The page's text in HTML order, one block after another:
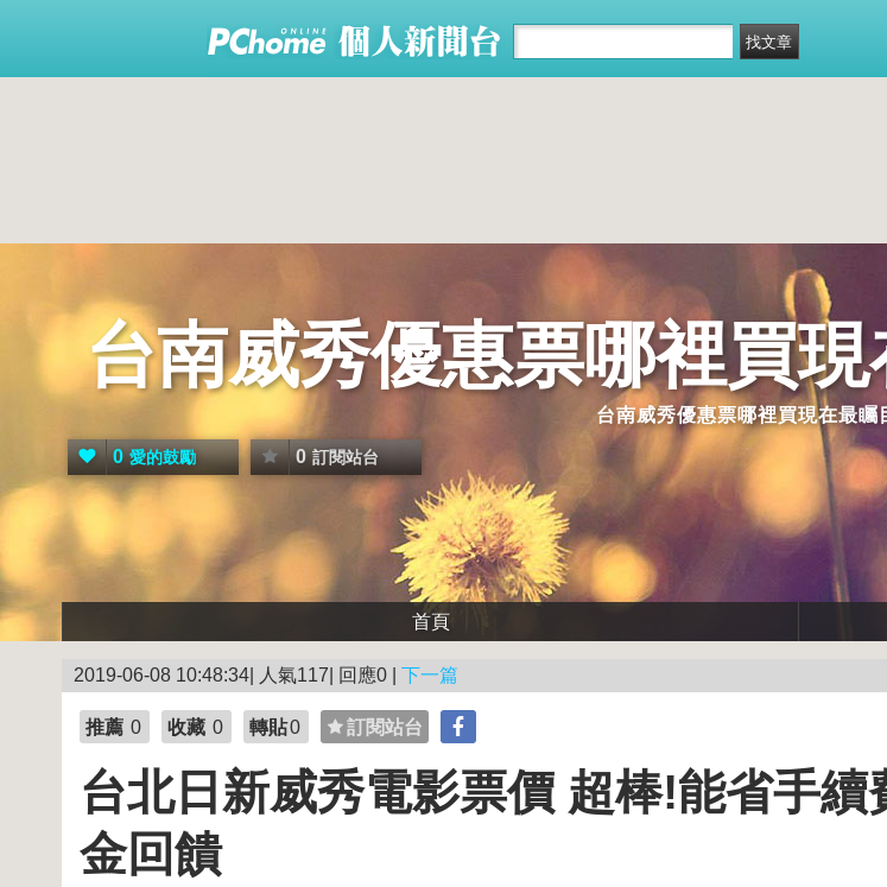
台南威秀優惠票哪裡買
台南威秀優惠票哪裡買現在最矚
0 愛的鼓勵 0 訂閱站台
首頁
2019-06-08 10:48:34| 人氣117| 回應0 | 下一篇
推薦 0 收藏 0 轉貼0 訂閱站台
台北日新威秀電影票價 超棒!能省手續
金回饋